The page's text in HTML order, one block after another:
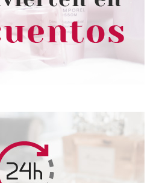
110 ML
desde
3.27€